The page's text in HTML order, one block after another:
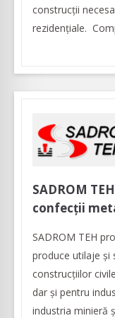
construcții
rezidențiale.
SADROM
confecții
SADROM TEH
produce utilaje și
construcțiilor
dar și pentru
industria minieră